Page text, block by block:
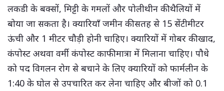
लकडी के बक्सों, मिट्टी के गमलों और पोलीथीन की थैलियों में
बोया जा सकता है। क्यारियाँ जमीन की सतह से 15 सेंटीमीटर
ऊंची और 1 मीटर चौड़ी होनी चाहिए। क्यारियों में गोबर की खाद,
कंपोस्ट अथवा वर्मी कंपोस्ट काफी मात्रा में मिलाना चाहिए। पौधे
को पद विगलन रोग से बचाने के लिए क्यारियों को फार्मलीन के
1:40 के घोल से उपचारित कर लेना चाहिए और बीजों को 0.1